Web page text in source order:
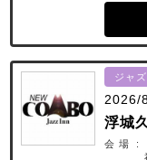
ジャズ
2026/
浮城
会 場 :